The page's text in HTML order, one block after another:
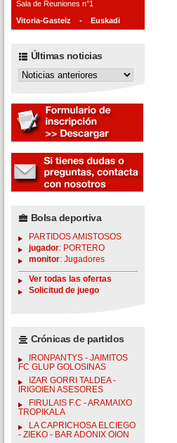
Sala de Reuniones n°1
Vitoria-Gasteiz - Euskadi
Últimas noticias
Bolsa deportiva
PARTIDOS AMISTOSOS
jugador: PORTERO
monitor: Jugadores
Ver todas las ofertas
Solicitud de juego
Crónicas de partidos
IRONPANTYS - JAIMITOS
FC GLUP GOLOSINAS
IZAR GORRI TALDEA -
IRIGOIEN ASESORES
FIRULAIS F.C - ARAMAIXO
TROPIKALA
LA CAPRICHOSA ELCIEGO
- ZIEKO - BAR ADONIX OION